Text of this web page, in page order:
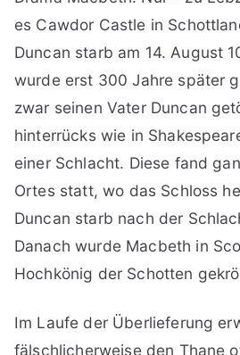
es Cawdor Castle in
Duncan starb am 14. August
wurde erst 300 Jahre später
zwar seinen Vater Duncan
hinterrücks wie in
einer Schlacht. Diese fand
Ortes statt, wo das Schloss
Duncan starb nach der
Danach wurde Macbeth in
Hochkönig der Schotten
Im Laufe der Überlieferung
fälschlicherweise den Thane